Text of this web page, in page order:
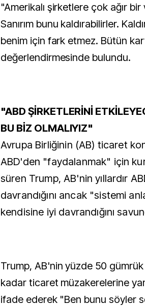
"Amerikalı şirketlere çok ağır
Sanırım bunu kaldırabilirler.
benim için fark etmez. Bütün
değerlendirmesinde bulundu.
"ABD ŞİRKETLERİNİ
BU BİZ OLMALIYIZ"
Avrupa Birliğinin (AB) ticaret
ABD'den "faydalanmak" için
süren Trump, AB'nin yıllardır
davrandığını ancak "sistemi
kendisine iyi davrandığını
Trump, AB'nin yüzde 50
kadar ticaret müzakerelerine
ifade ederek "Ben bunu söyler